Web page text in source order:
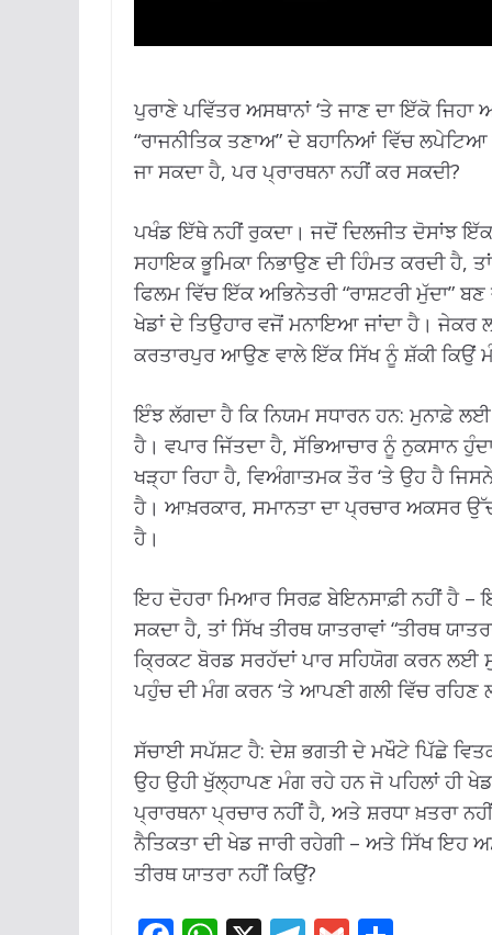
ਪੁਰਾਣੇ ਪਵਿੱਤਰ ਅਸਥਾਨਾਂ ‘ਤੇ ਜਾਣ ਦਾ ਇੱਕੋ
“ਰਾਜਨੀਤਿਕ ਤਣਾਅ” ਦੇ ਬਹਾਨਿਆਂ ਵਿੱਚ
ਜਾ ਸਕਦਾ ਹੈ, ਪਰ ਪ੍ਰਾਰਥਨਾ ਨਹੀਂ ਕਰ ਸਕਦੀ?
ਪਖੰਡ ਇੱਥੇ ਨਹੀਂ ਰੁਕਦਾ। ਜਦੋਂ ਦਿਲਜੀਤ ਦੋਸਾਂਝ
ਸਹਾਇਕ ਭੂਮਿਕਾ ਨਿਭਾਉਣ ਦੀ ਹਿੰਮਤ ਕਰਦੀ
ਫਿਲਮ ਵਿੱਚ ਇੱਕ ਅਭਿਨੇਤਰੀ “ਰਾਸ਼ਟਰੀ ਮੁੱਦਾ”
ਖੇਡਾਂ ਦੇ ਤਿਉਹਾਰ ਵਜੋਂ ਮਨਾਇਆ ਜਾਂਦਾ ਹੈ। ਜੇਕਰ
ਕਰਤਾਰਪੁਰ ਆਉਣ ਵਾਲੇ ਇੱਕ ਸਿੱਖ ਨੂੰ ਸ਼ੱਕੀ ਕਿਉਂ
ਇੰਝ ਲੱਗਦਾ ਹੈ ਕਿ ਨਿਯਮ ਸਧਾਰਨ ਹਨ: ਮੁਨਾਫ਼ੇ
ਹੈ। ਵਪਾਰ ਜਿੱਤਦਾ ਹੈ, ਸੱਭਿਆਚਾਰ ਨੂੰ ਨੁਕਸਾਨ
ਖੜ੍ਹਾ ਰਿਹਾ ਹੈ, ਵਿਅੰਗਾਤਮਕ ਤੌਰ ‘ਤੇ ਉਹ ਹੈ
ਹੈ। ਆਖ਼ਰਕਾਰ, ਸਮਾਨਤਾ ਦਾ ਪ੍ਰਚਾਰ ਅਕਸਰ
ਹੈ।
ਇਹ ਦੋਹਰਾ ਮਿਆਰ ਸਿਰਫ਼ ਬੇਇਨਸਾਫ਼ੀ ਨਹੀਂ ਹੈ –
ਸਕਦਾ ਹੈ, ਤਾਂ ਸਿੱਖ ਤੀਰਥ ਯਾਤਰਾਵਾਂ “ਤੀਰਥ
ਕ੍ਰਿਕਟ ਬੋਰਡ ਸਰਹੱਦਾਂ ਪਾਰ ਸਹਿਯੋਗ ਕਰਨ
ਪਹੁੰਚ ਦੀ ਮੰਗ ਕਰਨ ‘ਤੇ ਆਪਣੀ ਗਲੀ ਵਿੱਚ ਰਹਿਣ
ਸੱਚਾਈ ਸਪੱਸ਼ਟ ਹੈ: ਦੇਸ਼ ਭਗਤੀ ਦੇ ਮਖੌਟੇ ਪਿੱਛੇ
ਉਹ ਉਹੀ ਖੁੱਲ੍ਹਾਪਣ ਮੰਗ ਰਹੇ ਹਨ ਜੋ ਪਹਿਲਾਂ ਹੀ
ਪ੍ਰਾਰਥਨਾ ਪ੍ਰਚਾਰ ਨਹੀਂ ਹੈ, ਅਤੇ ਸ਼ਰਧਾ ਖ਼ਤਰਾ
ਨੈਤਿਕਤਾ ਦੀ ਖੇਡ ਜਾਰੀ ਰਹੇਗੀ – ਅਤੇ ਸਿੱਖ ਇਹ
ਤੀਰਥ ਯਾਤਰਾ ਨਹੀਂ ਕਿਉਂ?